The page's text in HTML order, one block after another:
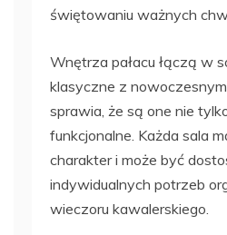
świętowaniu ważnych
Wnętrza pałacu łączą w
klasyczne z
sprawia, że są one nie
funkcjonalne. Każda sala
charakter i może być
indywidualnych potrzeb
wieczoru kawalerskiego.